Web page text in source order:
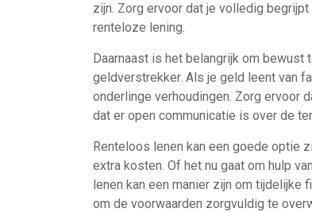
zijn. Zorg ervoor dat je volledig
renteloze lening.
Daarnaast is het belangrijk om
geldverstrekker. Als je geld leent van
onderlinge verhoudingen. Zorg ervoor
dat er open communicatie is over de
Renteloos lenen kan een goede optie
extra kosten. Of het nu gaat om hulp
lenen kan een manier zijn om tijdelijke
om de voorwaarden zorgvuldig te